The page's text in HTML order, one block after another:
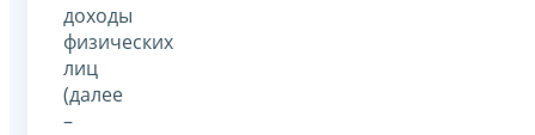
доходы
физических
лиц
(далее
–